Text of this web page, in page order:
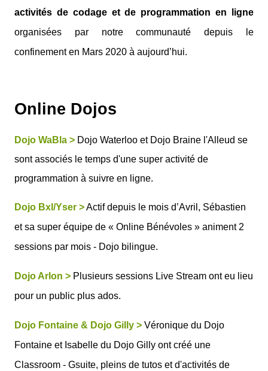
activités de codage et de programmation en ligne
organisées par notre communauté depuis le
confinement en Mars 2020 à aujourd’hui.
Online Dojos
Dojo WaBla > Dojo Waterloo et Dojo Braine l'Alleud se
sont associés le temps d'une super activité de
programmation à suivre en ligne.
Dojo Bxl/Yser >Actif depuis le mois d’Avril, Sébastien
et sa super équipe de « Online Bénévoles » animent 2
sessions par mois - Dojo bilingue.
Dojo Arlon > Plusieurs sessions Live Stream ont eu lieu
pour un public plus ados.
Dojo Fontaine & Dojo Gilly > Véronique du Dojo
Fontaine et Isabelle du Dojo Gilly ont créé une
Classroom - Gsuite, pleins de tutos et d'activités de